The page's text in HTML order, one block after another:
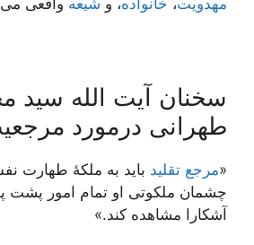
مهدویت، خانواده، و شیعه واقعی
سخنان آیت الله سید
طهرانی درمورد
«مرجع تقلید باید به ملکۀ طهارت
چشمان ملکوتى او تمام امور پشت
آشکارا مشاهده کند.»